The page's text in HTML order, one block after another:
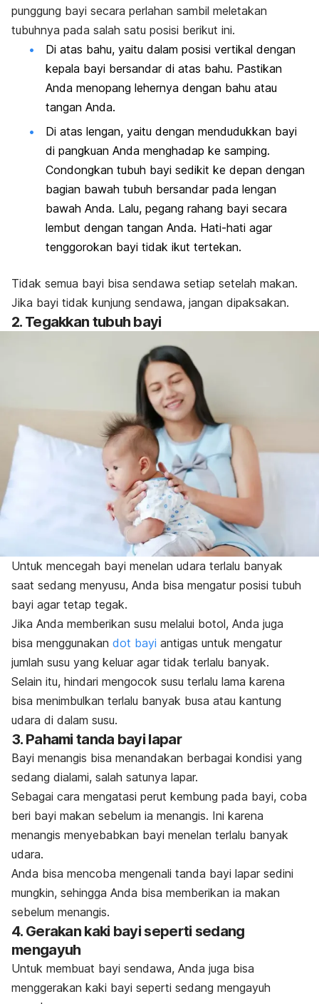
punggung bayi secara perlahan sambil meletakan
tubuhnya pada salah satu posisi berikut ini.
Di atas bahu, yaitu dalam posisi vertikal dengan
kepala bayi bersandar di atas bahu. Pastikan
Anda menopang lehernya dengan bahu atau
tangan Anda.
Di atas lengan, yaitu dengan mendudukkan bayi
di pangkuan Anda menghadap ke samping.
Condongkan tubuh bayi sedikit ke depan dengan
bagian bawah tubuh bersandar pada lengan
bawah Anda. Lalu, pegang rahang bayi secara
lembut dengan tangan Anda. Hati-hati agar
tenggorokan bayi tidak ikut tertekan.
Tidak semua bayi bisa sendawa setiap setelah makan.
Jika bayi tidak kunjung sendawa, jangan dipaksakan.
2. Tegakkan tubuh bayi
Untuk mencegah bayi menelan udara terlalu banyak
saat sedang menyusu, Anda bisa mengatur posisi tubuh
bayi agar tetap tegak.
Jika Anda memberikan susu melalui botol, Anda juga
bisa menggunakan dot bayi antigas untuk mengatur
jumlah susu yang keluar agar tidak terlalu banyak.
Selain itu, hindari mengocok susu terlalu lama karena
bisa menimbulkan terlalu banyak busa atau kantung
udara di dalam susu.
3. Pahami tanda bayi lapar
Bayi menangis bisa menandakan berbagai kondisi yang
sedang dialami, salah satunya lapar.
Sebagai cara mengatasi perut kembung pada bayi, coba
beri bayi makan sebelum ia menangis. Ini karena
menangis menyebabkan bayi menelan terlalu banyak
udara.
Anda bisa mencoba mengenali tanda bayi lapar sedini
mungkin, sehingga Anda bisa memberikan ia makan
sebelum menangis.
4. Gerakan kaki bayi seperti sedang
mengayuh
Untuk membuat bayi sendawa, Anda juga bisa
menggerakan kaki bayi seperti sedang mengayuh